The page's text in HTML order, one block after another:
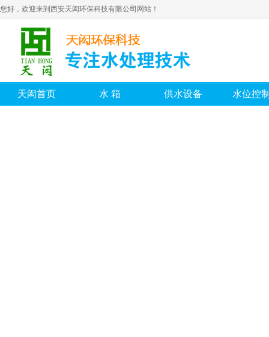
您好，欢迎来到西安天闳环保科技有限公司网站！
天闳首页 水箱 供水设备 水位控